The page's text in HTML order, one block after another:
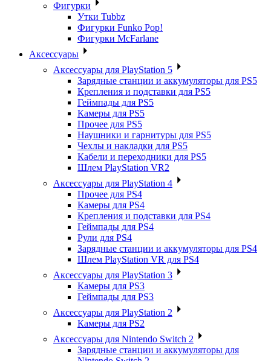
Фигурки
Утки Tubbz
Фигурки Funko Pop!
Фигурки McFarlane
Аксессуары
Аксессуары для PlayStation 5
Зарядные станции и аккумуляторы для PS5
Крепления и подставки для PS5
Геймпады для PS5
Камеры для PS5
Прочее для PS5
Наушники и гарнитуры для PS5
Чехлы и накладки для PS5
Кабели и переходники для PS5
Шлем PlayStation VR2
Аксессуары для PlayStation 4
Прочее для PS4
Камеры для PS4
Крепления и подставки для PS4
Геймпады для PS4
Рули для PS4
Зарядные станции и аккумуляторы для PS4
Шлем PlayStation VR для PS4
Аксессуары для PlayStation 3
Камеры для PS3
Геймпады для PS3
Аксессуары для PlayStation 2
Камеры для PS2
Аксессуары для Nintendo Switch 2
Зарядные станции и аккумуляторы для